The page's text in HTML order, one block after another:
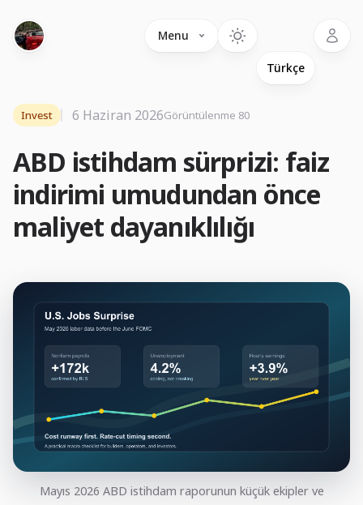
Menu
ABD istihdam sürprizi: faiz
indirimi umudundan önce
maliyet dayanıklılığı
Invest 6 Haziran 2026Görüntülenme 80
Mayıs 2026 ABD istihdam raporunun küçük ekipler ve